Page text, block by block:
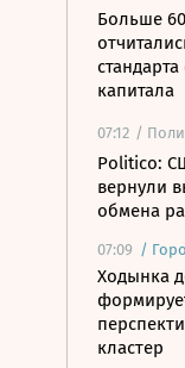
Больше
капитала
07:12 /
Politico:
вернули
обмена
07:09 /
Ходынка
кластер